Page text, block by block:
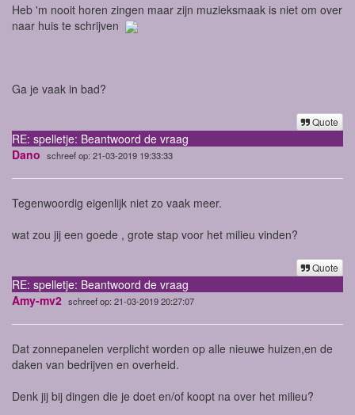
Heb 'm nooit horen zingen maar zijn muzieksmaak is niet om over
naar huis te schrijven
Ga je vaak in bad?
Quote
RE: spelletje: Beantwoord de vraag
Dano schreef op: 21-03-2019 19:33:33
Tegenwoordig eigenlijk niet zo vaak meer.
wat zou jij een goede , grote stap voor het milieu vinden?
Quote
RE: spelletje: Beantwoord de vraag
Amy-mv2 schreef op: 21-03-2019 20:27:07
Dat zonnepanelen verplicht worden op alle nieuwe huizen,en de
daken van bedrijven en overheid.
Denk jij bij dingen die je doet en/of koopt na over het milieu?